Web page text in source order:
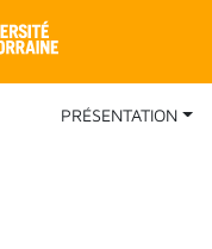
PRÉSENTATION